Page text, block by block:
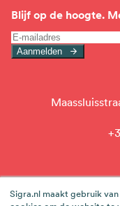
Blijf op de hoogte.
Aanmelden
Sigra.nl maakt gebruik